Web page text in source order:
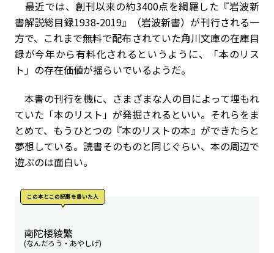
最近では、創刊以来の約3400点を網羅した『岩波新
書解説総目録1938-2019』（岩波新書）が刊行される一
方で、これまで無料で配布されていた角川文庫の在庫目
録が今年から有料化されるというように、「本のリス
ト」の存在価値が揺らいでいるようだ。
本書の刊行を機に、さまざまな人の目によって埋もれ
ていた「本のリスト」が発掘されるといい。それらをま
とめて、もうひとつの『本のリストの本』ができたらと
夢想している。読書そのものと同じぐらい、本の周辺で
遊ぶのは面白い。
この本とこの記事を書いた人
南陀楼綾繁
(なんだろう・あやしげ)